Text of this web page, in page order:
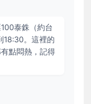
泰銖（約台
18:30。這裡的
點悶熱，記得